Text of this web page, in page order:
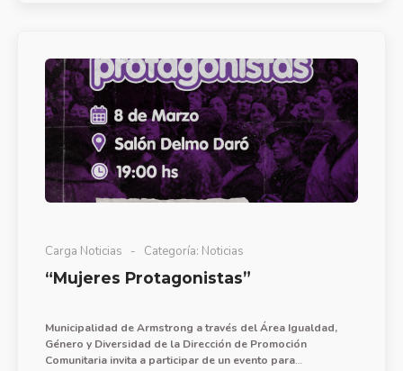
Carga Noticias Categoría: Noticias
“Mujeres Protagonistas”
Municipalidad de Armstrong a través del Área Igualdad,
Género y Diversidad de la Dirección de Promoción
Comunitaria invita a participar de un evento para